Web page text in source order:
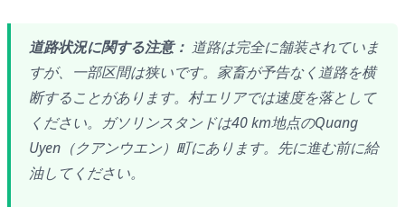
道路状況に関する注意： 道路は完全に舗装されていま
すが、一部区間は狭いです。家畜が予告なく道路を横
断することがあります。村エリアでは速度を落として
ください。ガソリンスタンドは40 km地点のQuang
Uyen（クアンウエン）町にあります。先に進む前に給
油してください。